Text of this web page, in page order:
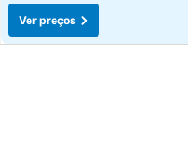
Ver preços